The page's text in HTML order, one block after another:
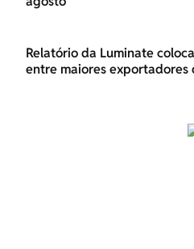
Relatório da Luminate
entre maiores exportadores